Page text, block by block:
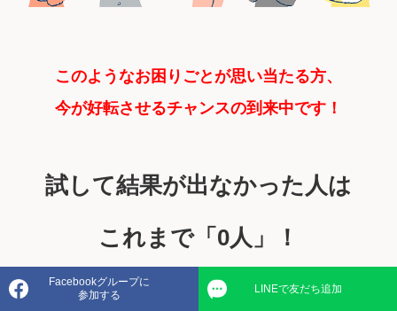
Facebookグループに
参加する
LINEで友だち追加
このようなお困りごとが思い当たる方、
今が好転させるチャンスの到来中です！
試して結果が出なかった人は
これまで「0人」！